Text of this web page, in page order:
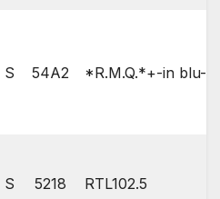
S 54A2 *R.M.Q.*+-in blu-
S 5218 RTL102.5